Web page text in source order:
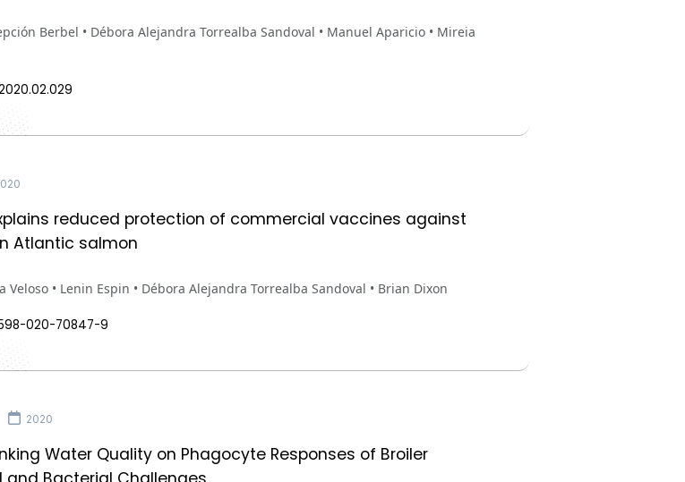
Berbel • Débora Alejandra Torrealba Sandoval • Manuel Aparicio • Mireia
reduced protection of commercial vaccines against
Atlantic salmon
Veloso • Lenin Espin • Débora Alejandra Torrealba Sandoval • Brian Dixon
020-70847-9
2020
Water Quality on Phagocyte Responses of Broiler